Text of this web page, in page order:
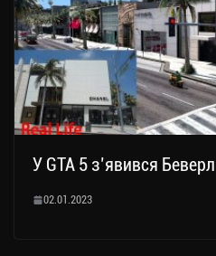
У GTA 5 з’явився
02.01.2023